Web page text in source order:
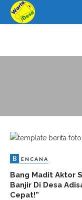
B ENCANA
Bang Madit Aktor
Banjir Di Desa
Cepat!”